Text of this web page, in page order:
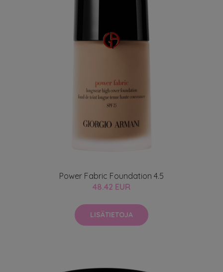
Power Fabric Foundation 4.5
48.42 EUR
LISÄTIETOJA